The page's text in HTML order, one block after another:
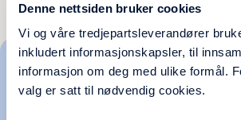
Denne nettsiden bruker cookies
Vi og våre tredjepartsleverandører
inkludert informasjonskapsler, til
informasjon om deg med ulike formål.
valg er satt til nødvendig cookies.